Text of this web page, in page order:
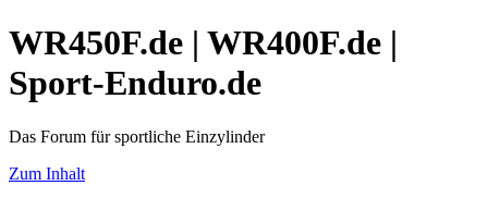
WR450F.de | WR400F.de |
Sport-Enduro.de
Das Forum für sportliche Einzylinder
Zum Inhalt